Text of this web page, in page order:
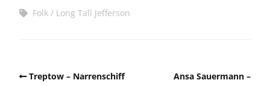
Folk
Long Tall Jefferson
Treptow – Narrenschiff
Ansa Sauermann –